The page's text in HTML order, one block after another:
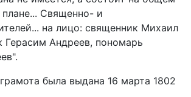
Священно- и
на лицо: священник Михаил
Герасим Андреев, пономарь
была выдана 16 марта 1802